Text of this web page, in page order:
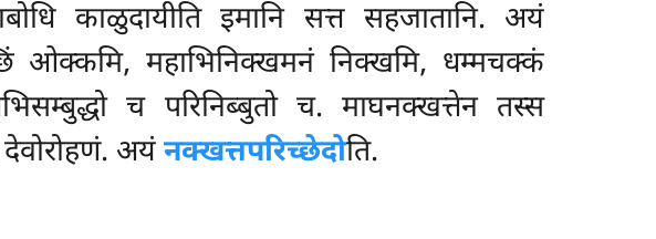
काळुदायीति इमानि सत्त सहजातानि. अयं
ओक्कमि, महाभिनिक्खमनं निक्खमि, धम्मचक्कं
च परिनिब्बुतो च. माघनक्खत्तेन तस्स
अयं नक्खत्तपरिच्छेदोति.